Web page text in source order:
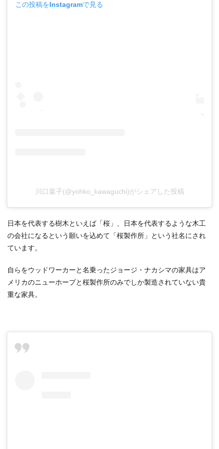
この投稿をInstagramで見る
川口葉子(@yohko_kawaguchi)がシェアした投稿
日本を代表する樹木といえば「桜」、日本を代表するような木工
の会社になるという願いを込めて「桜製作所」という社名にされ
ています。
自らをウッドワーカーと名乗ったジョージ・ナカシマの家具はア
メリカのニューホープと桜製作所のみでしか製造されていない貴
重な家具。